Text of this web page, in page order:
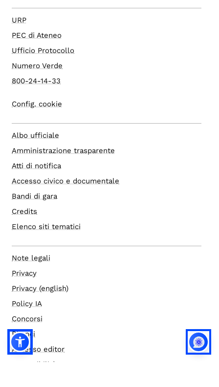
URP
PEC di Ateneo
Ufficio Protocollo
Numero Verde
800-24-14-33
Config. cookie
Albo ufficiale
Amministrazione trasparente
Atti di notifica
Accesso civico e documentale
Bandi di gara
Credits
Elenco siti tematici
Note legali
Privacy
Privacy (english)
Policy IA
Concorsi
Bilanci
Accesso editor
Accessibilità